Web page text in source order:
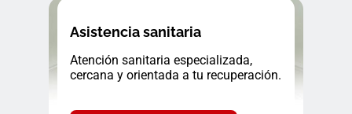
Asistencia sanitaria
Atención sanitaria especializada,
cercana y orientada a tu recuperación.